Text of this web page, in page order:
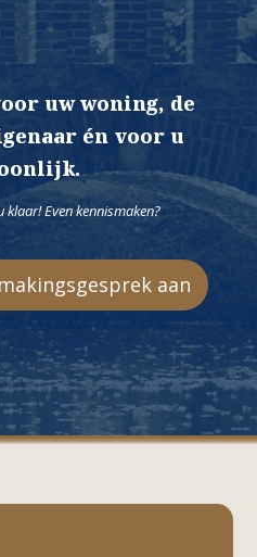
uw woning, de
én voor u
Even kennismaken?
aan